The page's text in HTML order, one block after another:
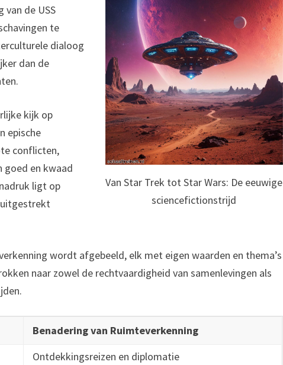
Van Star Trek tot Star Wars: De eeuwige
sciencefictionstrijd
van de USS
te
dialoog
dan de
kijk op
epische
conflicten,
goed en kwaad
ligt op
uitgestrekt
wordt afgebeeld, elk met eigen waarden en thema’s
naar zowel de rechtvaardigheid van samenlevingen als
Benadering van Ruimteverkenning
Ontdekkingsreizen en diplomatie